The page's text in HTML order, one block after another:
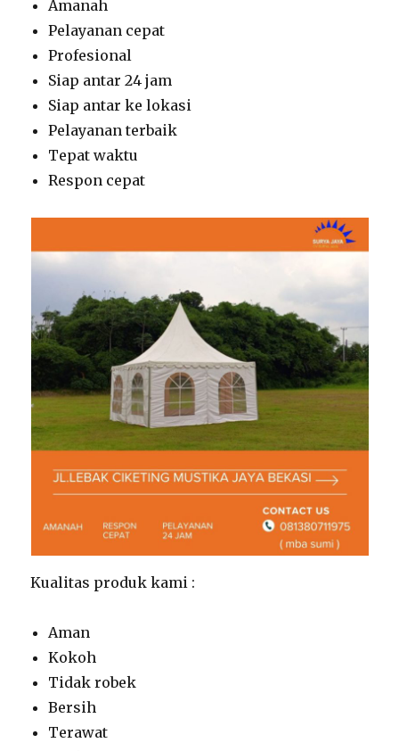
Amanah
Pelayanan cepat
Profesional
Siap antar 24 jam
Siap antar ke lokasi
Pelayanan terbaik
Tepat waktu
Respon cepat
Kualitas produk kami :
Aman
Kokoh
Tidak robek
Bersih
Terawat